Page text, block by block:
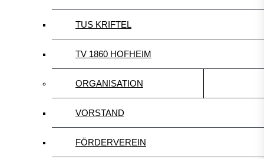
TUS KRIFTEL
TV 1860 HOFHEIM
ORGANISATION
VORSTAND
FÖRDERVEREIN